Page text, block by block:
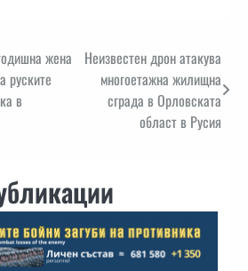
жена
руските
в
Неизвестен дрон атакува
многоетажна жилищна
сграда в Орловската
област в Русия